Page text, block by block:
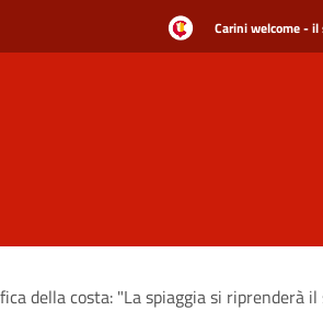
Carini welcome -
della costa: "La spiaggia si riprenderà il